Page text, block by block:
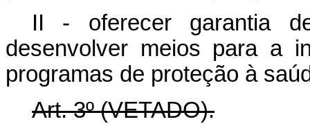
II - oferecer garantia
desenvolver meios para a
programas de proteção à
Art. 3º (VETADO).